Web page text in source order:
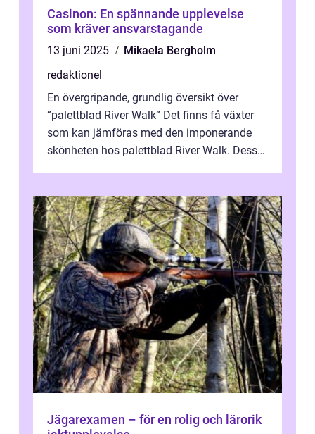
Casinon: En spännande upplevelse
som kräver ansvarstagande
13 juni 2025
Mikaela Bergholm
redaktionel
En övergripande, grundlig översikt över
”palettblad River Walk” Det finns få växter
som kan jämföras med den imponerande
skönheten hos palettblad River Walk. Dess
Jägarexamen – för en rolig och lärorik